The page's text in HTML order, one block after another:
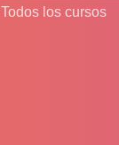
Todos los cursos